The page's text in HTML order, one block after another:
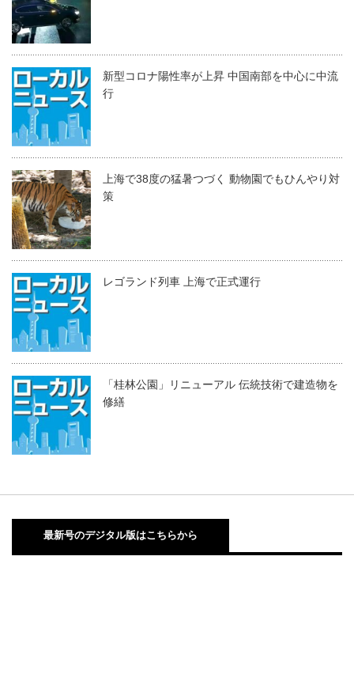
新型コロナ陽性率が上昇 中国南部を中心に中流
行
上海で38度の猛暑つづく 動物園でもひんやり対
策
レゴランド列車 上海で正式運行
「桂林公園」リニューアル 伝統技術で建造物を
修繕
最新号のデジタル版はこちらから